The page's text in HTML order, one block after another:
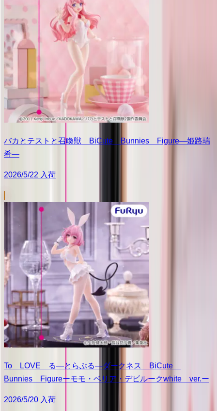
バカとテストと召喚獣 BiCute Bunnies Figure―姫路瑞
希―
2026/5/22 入荷
To LOVE る―とらぶる―ダークネス BiCute
Bunnies Figureーモモ・ベリア・デビルークwhite ver.ー
2026/5/20 入荷